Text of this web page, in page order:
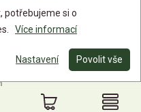
potřebujeme si o
Více informací
Nastavení Povolit vše